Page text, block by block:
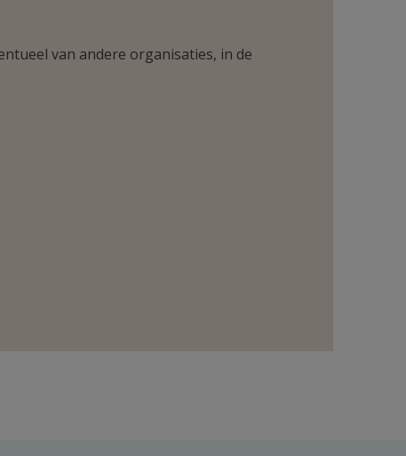
van andere organisaties, in de